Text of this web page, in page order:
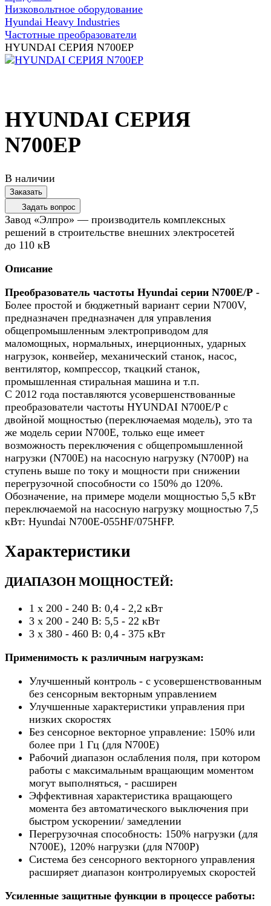
Низковольтное оборудование
Hyundai Heavy Industries
Частотные преобразователи
HYUNDAI СЕРИЯ N700EP
HYUNDAI СЕРИЯ
N700EP
В наличии
Заказать
Задать вопрос
Завод «Элпро» — производитель комплексных
решений в строительстве внешних электросетей
до 110 кВ
Описание
Преобразователь частоты Hyundai серии N700Е/P -
Более простой и бюджетный вариант серии N700V,
предназначен предназначен для управления
общепромышленным электроприводом для
маломощных, нормальных, инерционных, ударных
нагрузок, конвейер, механический станок, насос,
вентилятор, компрессор, ткацкий станок,
промышленная стиральная машина и т.п.
C 2012 года поставляются усовершенствованные
преобразователи частоты HYUNDAI N700E/P с
двойной мощностью (переключаемая модель), это та
же модель серии N700E, только еще имеет
возможность переключения с общепромышленной
нагрузки (N700E) на насосную нагрузку (N700P) на
ступень выше по току и мощности при снижении
перегрузочной способности со 150% до 120%.
Обозначение, на примере модели мощностью 5,5 кВт
переключаемой на насосную нагрузку мощностью 7,5
кВт: Hyundai N700E-055HF/075HFP.
Характеристики
ДИАПАЗОН МОЩНОСТЕЙ:
1 х 200 - 240 В: 0,4 - 2,2 кВт
3 х 200 - 240 В: 5,5 - 22 кВт
3 х 380 - 460 В: 0,4 - 375 кВт
Применимость к различным нагрузкам:
Улучшенный контроль - с усовершенствованным
без сенсорным векторным управлением
Улучшенные характеристики управления при
низких скоростях
Без сенсорное векторное управление: 150% или
более при 1 Гц (для N700E)
Рабочий диапазон ослабления поля, при котором
работы с максимальным вращающим моментом
могут выполняться, - расширен
Эффективная характеристика вращающего
момента без автоматического выключения при
быстром ускорении/ замедлении
Перегрузочная способность: 150% нагрузки (для
N700E), 120% нагрузки (для N700Р)
Система без сенсорного векторного управления
расширяет диапазон контролируемых скоростей
Усиленные защитные функции в процессе работы: